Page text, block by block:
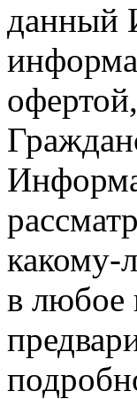
данный
какому-
в любое